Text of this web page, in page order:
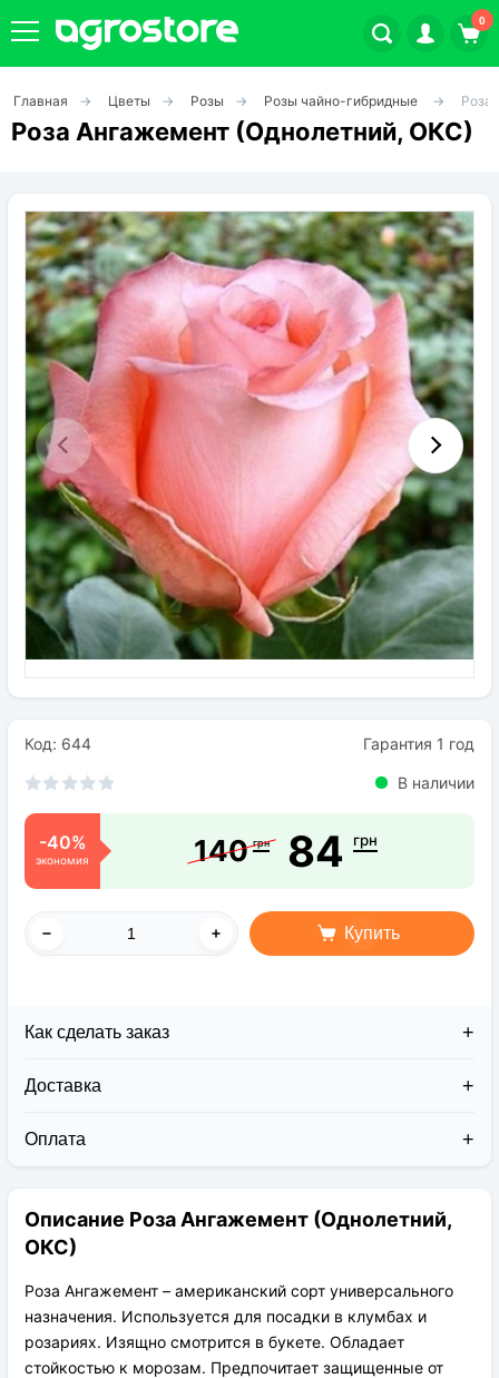
0
Плодовые кустарники
Декоративные растения
Цветы
Травы
Овощи (на посадку)
Штамбовые ягодные кусты
Семена
Удобрения
Главная Цветы Розы Розы чайно-гибридные Роза
Роза Ангажемент (Однолетний, ОКС)
Код: 644 Гарантия 1 год
В наличии
-40%
экономия 140 грн 84 грн
Купить
Как сделать заказ
Доставка
курьерскими службами:
транспортировки вплоть до 14 дней (с учётом
хранения на складе).
Оплата
На карту приват банка перед отправкой;
По выставленному счёту (реквизитам
юридического лица);
Описание Роза Ангажемент (Однолетний,
ОКС)
Роза Ангажемент – американский сорт универсального
назначения. Используется для посадки в клумбах и
розариях. Изящно смотрится в букете. Обладает
стойкостью к морозам. Предпочитает защищенные от